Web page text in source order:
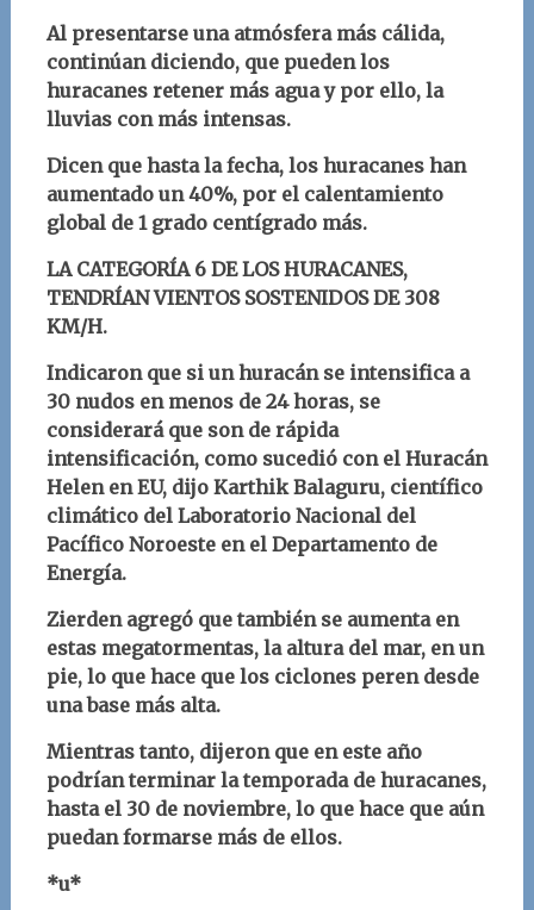
Al presentarse una atmósfera más cálida,
continúan diciendo, que pueden los
huracanes retener más agua y por ello, la
lluvias con más intensas.
Dicen que hasta la fecha, los huracanes han
aumentado un 40%, por el calentamiento
global de 1 grado centígrado más.
LA CATEGORÍA 6 DE LOS HURACANES,
TENDRÍAN VIENTOS SOSTENIDOS DE 308
KM/H.
Indicaron que si un huracán se intensifica a
30 nudos en menos de 24 horas, se
considerará que son de rápida
intensificación, como sucedió con el Huracán
Helen en EU, dijo Karthik Balaguru, científico
climático del Laboratorio Nacional del
Pacífico Noroeste en el Departamento de
Energía.
Zierden agregó que también se aumenta en
estas megatormentas, la altura del mar, en un
pie, lo que hace que los ciclones peren desde
una base más alta.
Mientras tanto, dijeron que en este año
podrían terminar la temporada de huracanes,
hasta el 30 de noviembre, lo que hace que aún
puedan formarse más de ellos.
*u*